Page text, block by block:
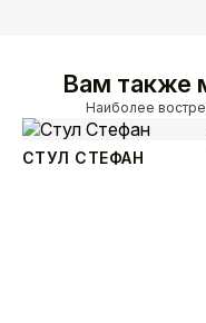
Вам также
Наиболее
СТУЛ СТЕФАН